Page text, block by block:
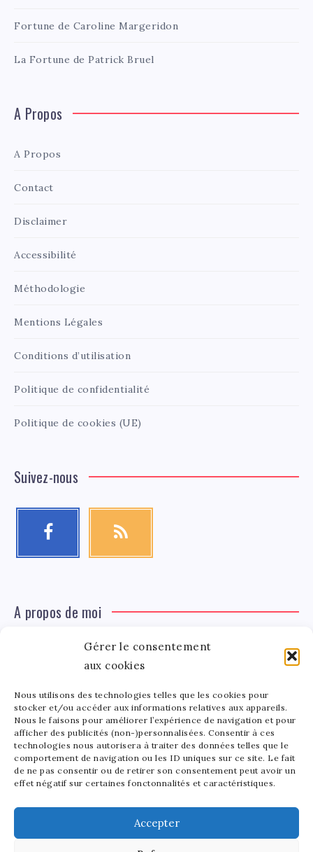
Gérer le consentement
aux cookies
Nous utilisons des technologies telles que les cookies pour
stocker et/ou accéder aux informations relatives aux appareils.
Nous le faisons pour améliorer l’expérience de navigation et pour
afficher des publicités (non-)personnalisées. Consentir à ces
technologies nous autorisera à traiter des données telles que le
comportement de navigation ou les ID uniques sur ce site. Le fait
de ne pas consentir ou de retirer son consentement peut avoir un
effet négatif sur certaines fonctonnalités et caractéristiques.
Accepter
Fortune de Caroline Margeridon
La Fortune de Patrick Bruel
A Propos
A Propos
Contact
Disclaimer
Accessibilité
Méthodologie
Mentions Légales
Conditions d’utilisation
Politique de confidentialité
Politique de cookies (UE)
Suivez-nous
A propos de moi
Tinger
Léa Tinger
Fondatrice
Fondatrice de FortunedeStar.com, je fusionne ma
passion pour les cultures et l'économie des célébrités.
Entre la gestion de mon site et la poterie, je trouve le
bonheur dans l'équilibre de mes activités. Mère d'un
bout de chou de 5 ans, je partage avec lui l'amour de
l'art sous toutes ses formes.